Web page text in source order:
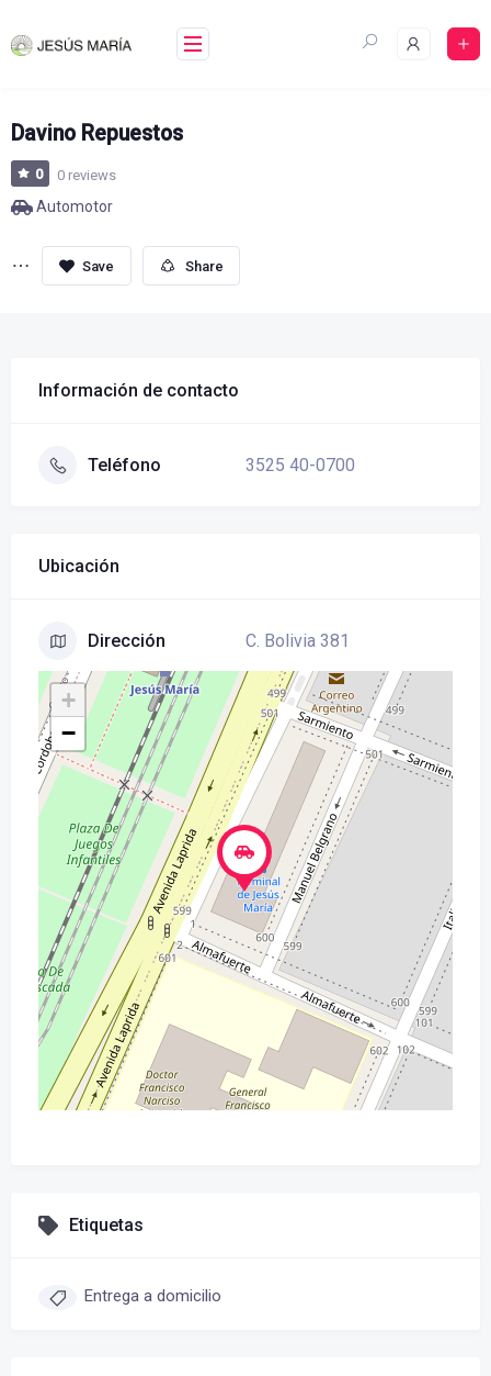
to
Davino Repuestos
0 0 reviews
Automotor
Share
Información de contacto
Teléfono 3525 40-0700
Ubicación
Dirección C. Bolivia 381
+
−
Etiquetas
Entrega a domicilio